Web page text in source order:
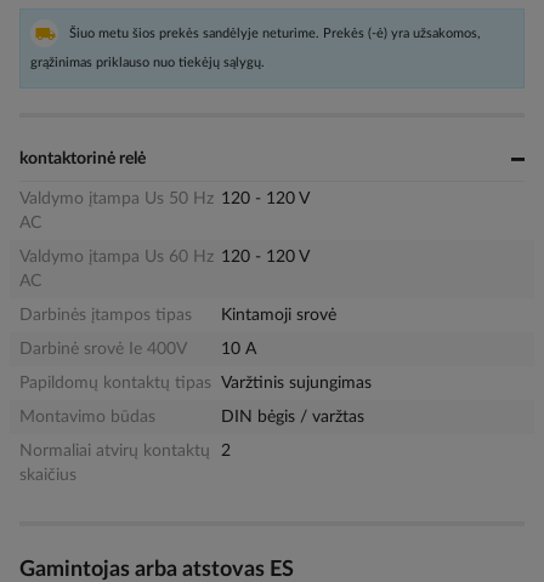
Šiuo metu šios prekės sandėlyje neturime. Prekės (-ė) yra užsakomos,
grąžinimas priklauso nuo tiekėjų sąlygų.
kontaktorinė relė
Valdymo įtampa Us 50 Hz
AC
120 - 120 V
Valdymo įtampa Us 60 Hz
AC
120 - 120 V
Darbinės įtampos tipas
Kintamoji srovė
Darbinė srovė Ie 400V
10 A
Papildomų kontaktų tipas
Varžtinis sujungimas
Montavimo būdas
DIN bėgis / varžtas
Normaliai atvirų kontaktų
skaičius
2
Gamintojas arba atstovas ES